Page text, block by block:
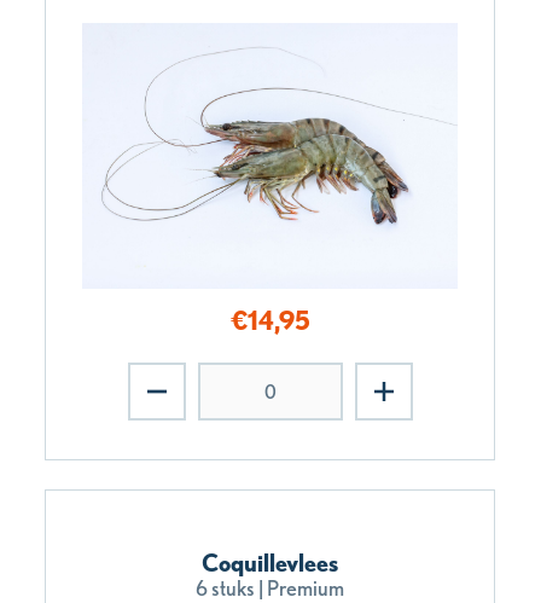
€14,95
Coquillevlees
6 stuks | Premium